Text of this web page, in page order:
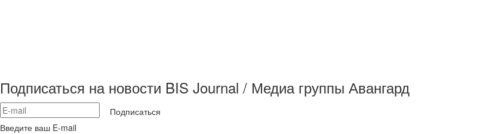
Подписаться на новости BIS Journal / Медиа группы Авангард
Подписаться
Введите ваш E-mail